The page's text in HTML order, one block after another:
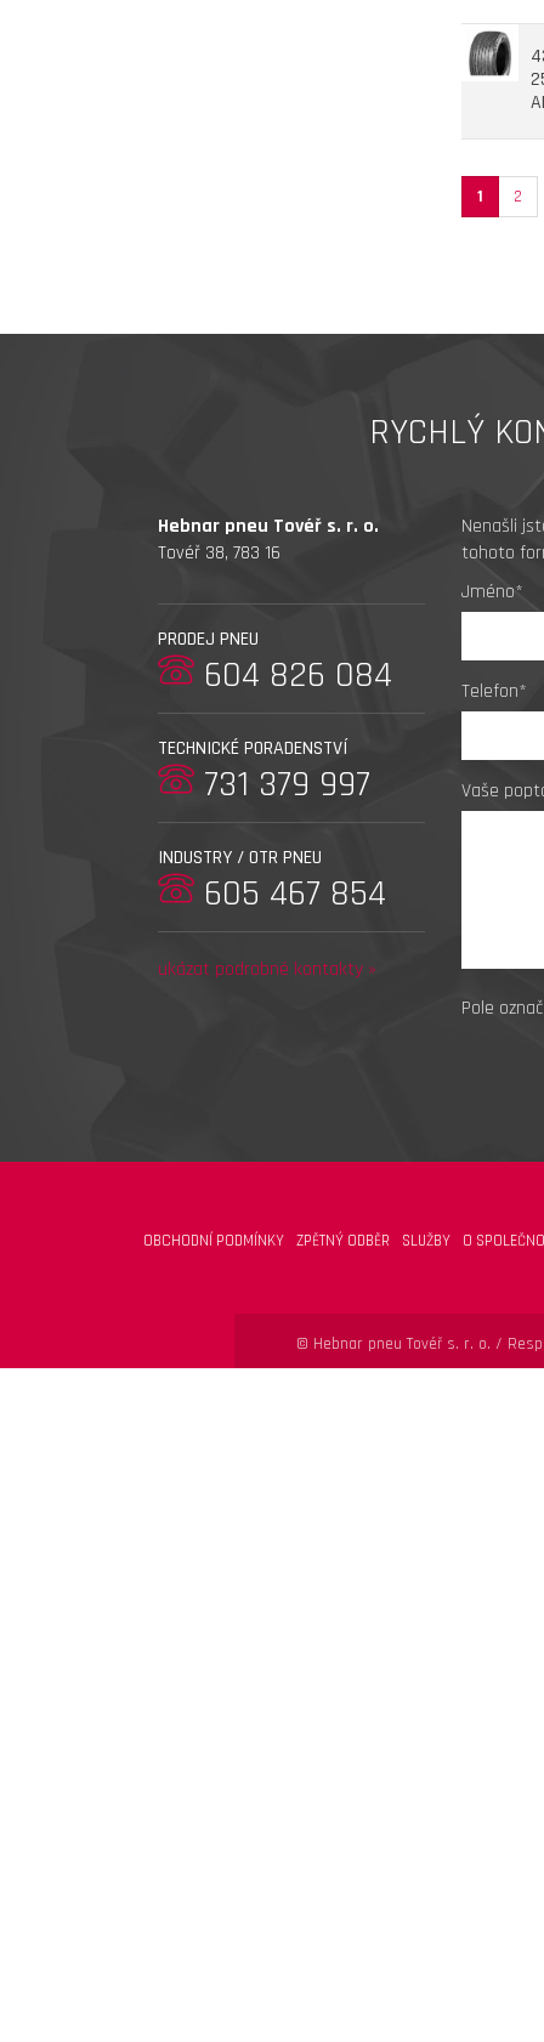
1 2
RYCHLÝ
Hebnar pneu Tovéř s. r. o.
Tovéř 38, 783 16
PRODEJ PNEU
604 826 084
TECHNICKÉ PORADENSTVÍ
731 379 997
INDUSTRY / OTR PNEU
605 467 854
ukázat podrobné kontakty »
Nenašli
tohoto
Jméno*
Telefon*
Vaše
Pole
OBCHODNÍ PODMÍNKY ZPĚTNÝ ODBĚR SLUŽBY O
© Hebnar pneu Tovéř s. r. o. /